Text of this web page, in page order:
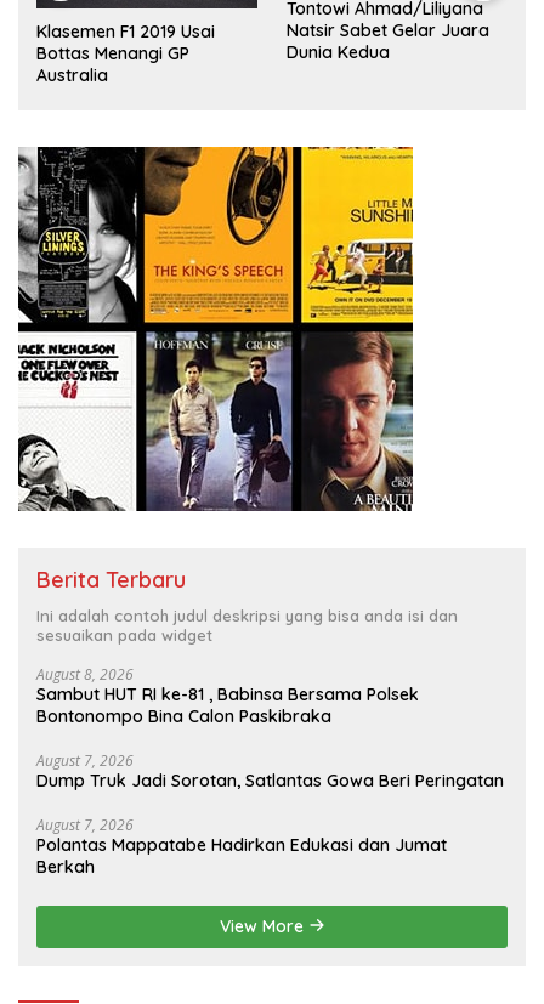
Klasemen F1 2019 Usai
Bottas Menangi GP
Australia
Tontowi Ahmad/Liliyana
Natsir Sabet Gelar Juara
Dunia Kedua
Berita Terbaru
Ini adalah contoh judul deskripsi yang bisa anda isi dan
sesuaikan pada widget
August 8, 2026
Sambut HUT RI ke-81 , Babinsa Bersama Polsek
August 7, 2026
Dump Truk Jadi Sorotan, Satlantas Gowa Beri Peringatan
August 7, 2026
Polantas Mappatabe Hadirkan Edukasi dan Jumat
Berkah
View More